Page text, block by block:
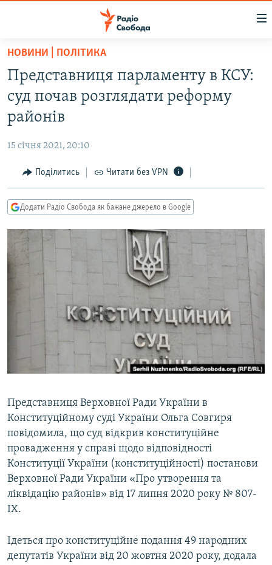
Перейти
основного
матеріалу
Перейти
до
основної
Перейти
до
пошуку
ВСЕ ЗА ДОБУ
СТАТТІ
ЕКОНОМІКА
СУСПІЛЬСТВО
УКРАЇНА
СВІТ
РОСІЙСЬКА «ФІЛЬТРАЦІЯ»
ДОНБАС.РЕАЛІЇ
ТИ ЯК?
СХЕМИ
КИТАЙ.ВИКЛИКИ
МУЛЬТИМЕДІА
СПЕЦПРОЄКТИ
РУС
УКР
КТАТ
ДОЛУЧАЙСЯ!
Усі сайти RFE/RL
НОВИНИ | ПОЛІТИКА
Представниця парламенту в КСУ:
суд почав розглядати реформу
районів
15 січня 2021, 20:10
Поділитись Читати без VPN
Додати Радіо Свобода як бажане джерело в Google
Представниця Верховної Ради України в
Конституційному суді України Ольга Совгиря
повідомила, що суд відкрив конституційне
провадження у справі щодо відповідності
Конституції України (конституційності) постанови
Верховної Ради України «Про утворення та
ліквідацію районів» від 17 липня 2020 року № 807-
ІХ.
Ідеться про конституційне подання 49 народних
депутатів України від 20 жовтня 2020 року, додала